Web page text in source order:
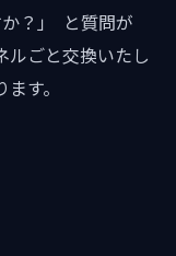
？」 と質問が
ルごと交換いたし
す。